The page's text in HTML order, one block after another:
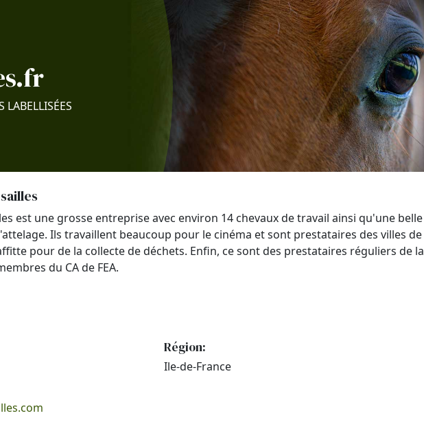
LABELLISÉES
est une grosse entreprise avec environ 14 chevaux de travail ainsi qu'une belle
Ils travaillent beaucoup pour le cinéma et sont prestataires des villes de
pour de la collecte de déchets. Enfin, ce sont des prestataires réguliers de la
du CA de FEA.
Région:
Ile-de-France